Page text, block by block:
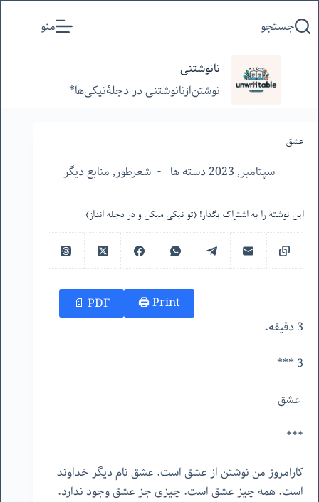
به
جستجو منو
نانوشتنی
نوشتن‌از‌نانوشتنی‌ در‌ دجلۀنیکی‌ها*
عشق
سپتامبر, 2023 دسته ها شعرطور,منابع دیگر
این نوشته را به اشتراک بگذار! (تو نیکی میکن و در دجله انداز)
Print 🖨
PDF 📄
3 دقیقه.
3 ***
عشق
***
کارامروز من نوشتن از عشق است. عشق نام دیگر خداوند
است. همه چیز عشق است. چیزی جز عشق وجود ندارد.